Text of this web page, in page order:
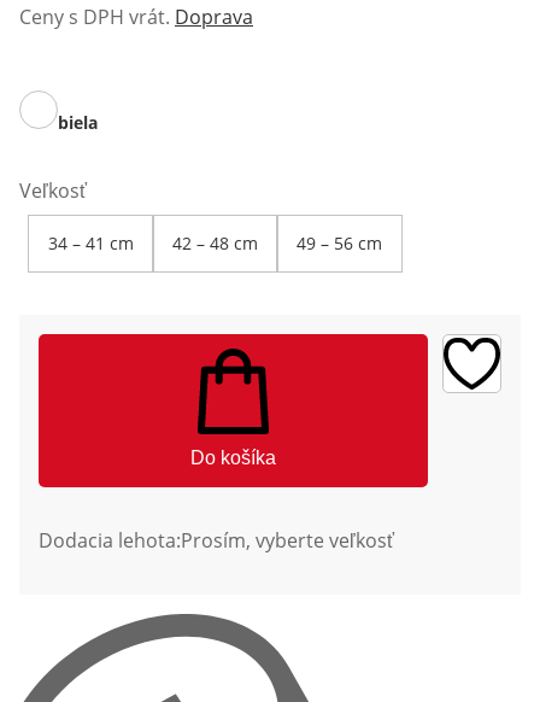
Ceny s DPH vrát. Doprava
biela
Veľkosť
34 – 41 cm 42 – 48 cm 49 – 56 cm
Do košíka
Dodacia lehota:Prosím, vyberte veľkosť